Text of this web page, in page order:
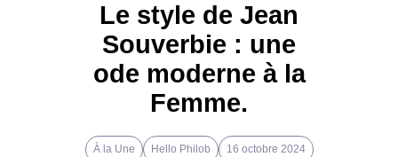
Le style de Jean
Souverbie : une
ode moderne à la
Femme.
À la Une Hello Philob 16 octobre 2024